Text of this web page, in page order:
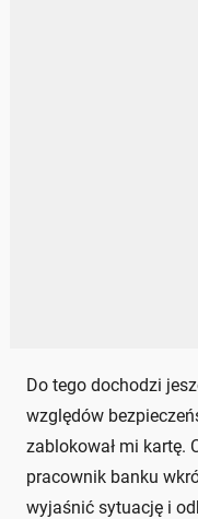
Do tego dochodzi
względów
zablokował mi kartę.
pracownik banku
wyjaśnić sytuację i